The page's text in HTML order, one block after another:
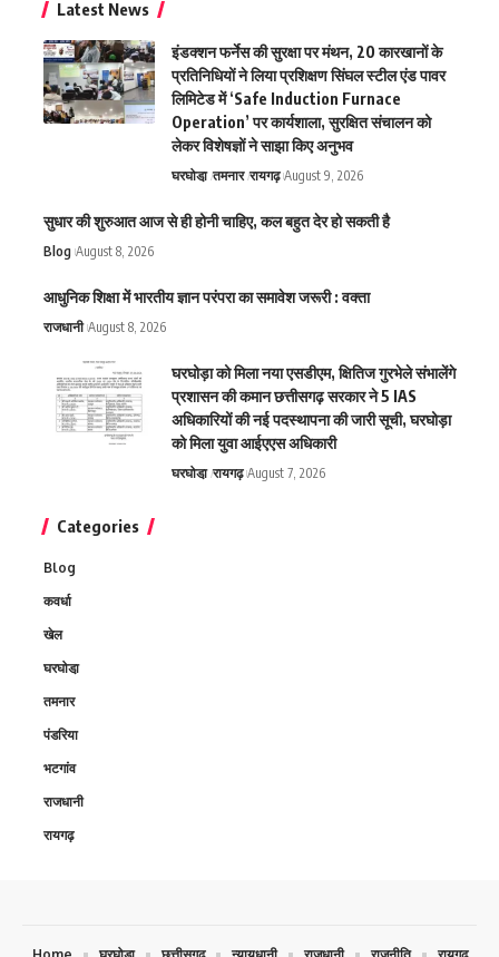
Latest News
इंडक्शन फर्नेस की सुरक्षा पर मंथन, 20 कारखानों के
प्रतिनिधियों ने लिया प्रशिक्षण सिंघल स्टील एंड पावर
लिमिटेड में ‘Safe Induction Furnace
Operation’ पर कार्यशाला, सुरक्षित संचालन को
लेकर विशेषज्ञों ने साझा किए अनुभव
घरघोडा़ तमनार रायगढ़ August 9, 2026
सुधार की शुरुआत आज से ही होनी चाहिए, कल बहुत देर हो सकती है
Blog August 8, 2026
आधुनिक शिक्षा में भारतीय ज्ञान परंपरा का समावेश जरूरी : वक्ता
राजधानी August 8, 2026
घरघोड़ा को मिला नया एसडीएम, क्षितिज गुरभेले संभालेंगे
प्रशासन की कमान छत्तीसगढ़ सरकार ने 5 IAS
अधिकारियों की नई पदस्थापना की जारी सूची, घरघोड़ा
को मिला युवा आईएएस अधिकारी
घरघोडा़ रायगढ़ August 7, 2026
Categories
Blog
कवर्धा
खेल
घरघोडा़
तमनार
पंडरिया
भटगांव
राजधानी
रायगढ़
Home घरघोडा़ छत्तीसगढ़ न्यायधानी राजधानी राजनीति रायगढ़